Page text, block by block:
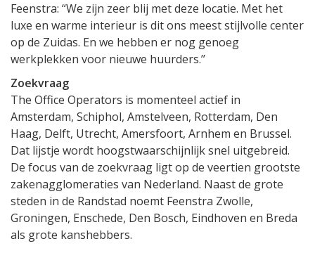
Feenstra: “We zijn zeer blij met deze locatie. Met het
luxe en warme interieur is dit ons meest stijlvolle center
op de Zuidas. En we hebben er nog genoeg
werkplekken voor nieuwe huurders.’’
Zoekvraag
The Office Operators is momenteel actief in
Amsterdam, Schiphol, Amstelveen, Rotterdam, Den
Haag, Delft, Utrecht, Amersfoort, Arnhem en Brussel.
Dat lijstje wordt hoogstwaarschijnlijk snel uitgebreid.
De focus van de zoekvraag ligt op de veertien grootste
zakenagglomeraties van Nederland. Naast de grote
steden in de Randstad noemt Feenstra Zwolle,
Groningen, Enschede, Den Bosch, Eindhoven en Breda
als grote kanshebbers.